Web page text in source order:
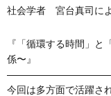
社会学者 宮台真司に
『「循環する時間」
係〜』
今回は多方面で活躍さ